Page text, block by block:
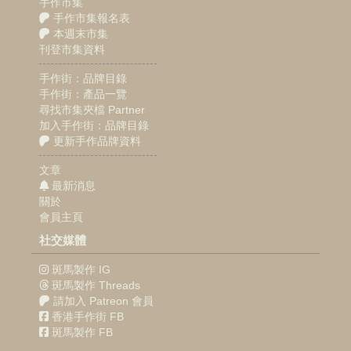
手作市集報名表
本週末市集
刊登市集資料
手作街：品牌目錄
手作街：產品一覽
尋找市集夾檔 Partner
加入手作街：品牌目錄
更新手作品牌資料
文章
最新消息
關於
會員主頁
社交媒體
斑馬製作 IG
斑馬製作 Threads
請加入 Patreon 會員
香港手作街 FB
斑馬製作 FB